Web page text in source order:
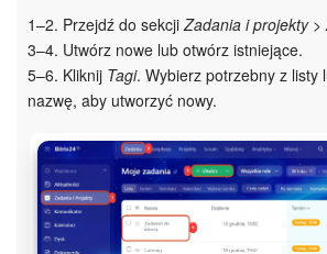
Marketing
Zarządzanie asortymentem
Ustawienia
Subskrypcja
Aplikacja desktopowa
1–2. Przejdź do sekcjiZadania i projekty >
3–4. Utwórz nowe lub otwórz istniejące.
5–6. Kliknij Tagi. Wybierz potrzebny z listy
nazwę, aby utworzyć nowy.